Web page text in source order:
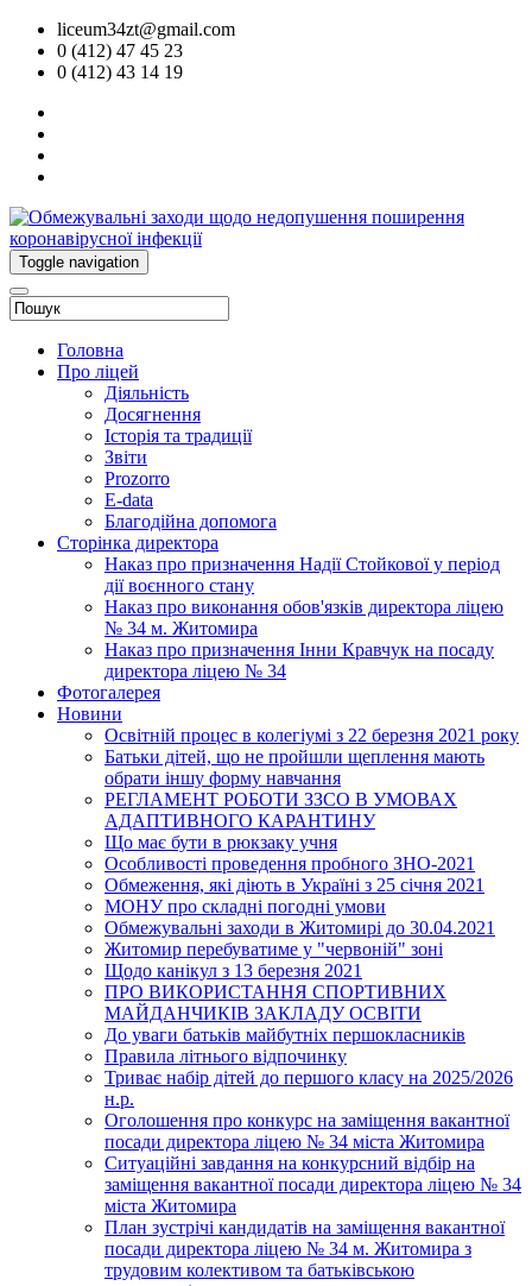
liceum34zt@gmail.com
0 (412) 47 45 23
0 (412) 43 14 19
Toggle navigation
Головна
Про ліцей
Діяльність
Досягнення
Історія та традиції
Звіти
Prozorro
E-data
Благодійна допомога
Сторінка директора
Наказ про призначення Надії Стойкової у період
дії воєнного стану
Наказ про виконання обов'язків директора ліцею
№ 34 м. Житомира
Наказ про призначення Інни Кравчук на посаду
директора ліцею № 34
Фотогалерея
Новини
Освітній процес в колегіумі з 22 березня 2021 року
Батьки дітей, що не пройшли щеплення мають
обрати іншу форму навчання
РЕГЛАМЕНТ РОБОТИ ЗЗСО В УМОВАХ
АДАПТИВНОГО КАРАНТИНУ
Що має бути в рюкзаку учня
Особливості проведення пробного ЗНО-2021
Обмеження, які діють в Україні з 25 січня 2021
МОНУ про складні погодні умови
Обмежувальні заходи в Житомирі до 30.04.2021
Житомир перебуватиме у "червоній" зоні
Щодо канікул з 13 березня 2021
ПРО ВИКОРИСТАННЯ СПОРТИВНИХ
МАЙДАНЧИКІВ ЗАКЛАДУ ОСВІТИ
До уваги батьків майбутніх першокласників
Правила літнього відпочинку
Триває набір дітей до першого класу на 2025/2026
н.р.
Оголошення про конкурс на заміщення вакантної
посади директора ліцею № 34 міста Житомира
Ситуаційні завдання на конкурсний відбір на
заміщення вакантної посади директора ліцею № 34
міста Житомира
План зустрічі кандидатів на заміщення вакантної
посади директора ліцею № 34 м. Житомира з
трудовим колективом та батьківською